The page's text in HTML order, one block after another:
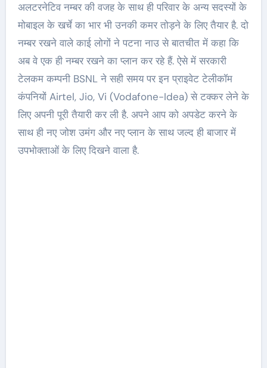
अलटरनेटिव नम्बर की वजह के साथ ही परिवार के अन्य सदस्यों के
मोबाइल के खर्चे का भार भी उनकी कमर तोड़ने के लिए तैयार है. दो
नम्बर रखने वाले काई लोगों ने पटना नाउ से बातचीत में कहा कि
अब वे एक ही नम्बर रखने का प्लान कर रहे हैं. ऐसे में सरकारी
टेलकम कम्पनी BSNL ने सही समय पर इन प्राइवेट टेलीकॉम
कंपनियों Airtel, Jio, Vi (Vodafone-Idea) से टक्कर लेने के
लिए अपनी पूरी तैयारी कर ली है. अपने आप को अपडेट करने के
साथ ही नए जोश उमंग और नए प्लान के साथ जल्द ही बाजार में
उपभोक्ताओं के लिए दिखने वाला है.